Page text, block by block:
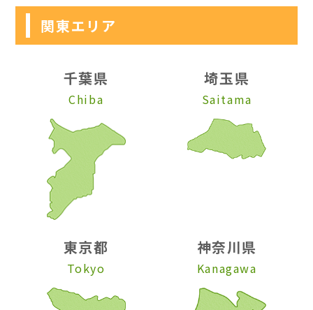
関東エリア
千葉県
Chiba
埼玉県
Saitama
東京都
Tokyo
神奈川県
Kanagawa